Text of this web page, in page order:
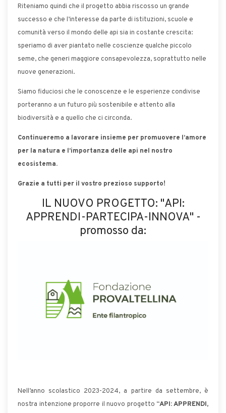
Riteniamo quindi che il progetto abbia riscosso un grande
successo e che l’interesse da parte di istituzioni, scuole e
comunità verso il mondo delle api sia in costante crescita:
speriamo di aver piantato nelle coscienze qualche piccolo
seme, che generi maggiore consapevolezza, soprattutto nelle
nuove generazioni.
Siamo fiduciosi che le conoscenze e le esperienze condivise
porteranno a un futuro più sostenibile e attento alla
biodiversità e a quello che ci circonda.
Continueremo a lavorare insieme per promuovere l’amore
per la natura e l’importanza delle api nel nostro
ecosistema.
Grazie a tutti per il vostro prezioso supporto!
IL NUOVO PROGETTO: "API:
APPRENDI-PARTECIPA-INNOVA" -
promosso da:
Nell’anno scolastico 2023-2024, a partire da settembre, è
nostra intenzione proporre il nuovo progetto “API: APPRENDI,